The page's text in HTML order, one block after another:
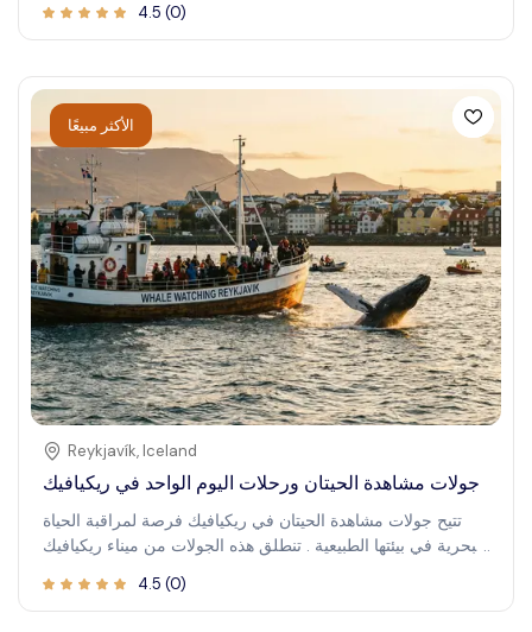
في ذلك جسر سكايبريدج الشهير الذي يربط البرجين معًا و منصة
والإعجاب بالتصميم المعماري والتقاط مناظر خلابة لكوالالمبور.
توفر زيارة برجي بتروناس التوأم منظورًا فريدًا لهذه المدينة
النابضة بالحياة . ي رمز البرجان إلى حداثة كوالالمبور وطموحها
وهما وجهة لا بد من زيارتها لأي مسافر .
4.5 (0)
الأكثر مبيعًا
Reykjavík, Iceland
جولات مشاهدة الحيتان ورحلات اليوم الواحد في ريكيافيك
تتيح جولات مشاهدة الحيتان في ريكيافيك فرصة لمراقبة الحياة
البحرية في بيئتها الطبيعية . تنطلق هذه الجولات من ميناء ريكيافيك
أنواع مختلفة من الحيتان و الدلافين و الطيور البحرية . يقدم
4.5 (0)